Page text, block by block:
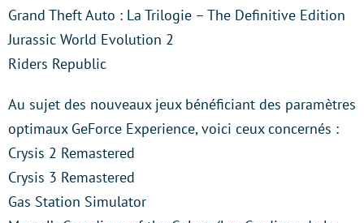
Grand Theft Auto : La Trilogie – The Definitive Edition
Jurassic World Evolution 2
Riders Republic
Au sujet des nouveaux jeux bénéficiant des paramètres
optimaux GeForce Experience, voici ceux concernés :
Crysis 2 Remastered
Crysis 3 Remastered
Gas Station Simulator